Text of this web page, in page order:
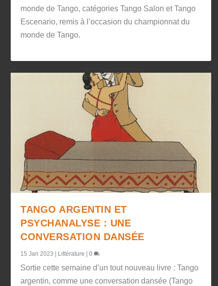
monde de Tango, catégories Tango Salon et Tango
Escenario, remis à l’occasion du championnat du
monde de Tango.
TANGO ARGENTIN ET
PSYCHANALYSE : UNE
CONVERSATION DANSÉE
15 Jan 2023 Littérature |0
Sortie cette semaine d’un tout nouveau livre : Tango
argentin, comme une conversation dansée (Tango